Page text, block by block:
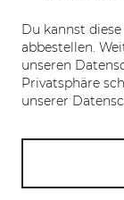
Du kannst
abbestellen.
unseren
Privatsphäre
unserer